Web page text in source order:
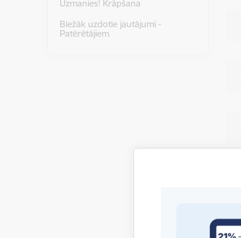
Uzmanies! Krāpšana
Biežāk uzdotie jautājumi -
Patērētājiem